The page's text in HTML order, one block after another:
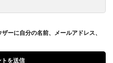
ーに自分の名前、メールアドレス、